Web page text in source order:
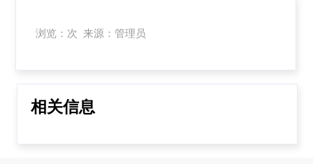
浏览：次 来源：管理员
相关信息